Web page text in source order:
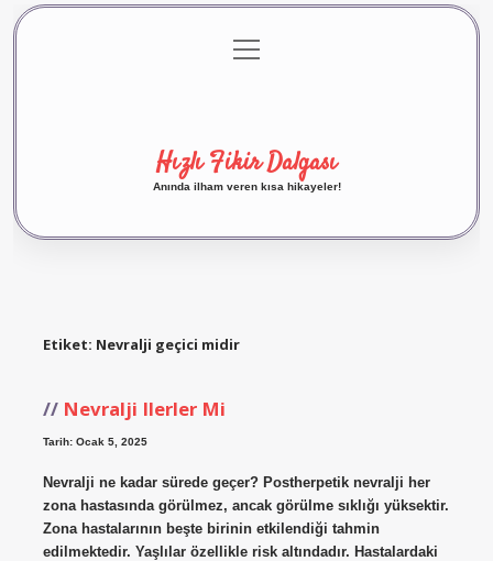
Gizlilik Politikası
menüyü
aç
Hızlı Fikir Dalgası
Anında ilham veren kısa hikayeler!
Etiket: Nevralji geçici midir
Nevralji Ilerler Mi
Tarih: Ocak 5, 2025
Nevralji ne kadar sürede geçer? Postherpetik nevralji her
zona hastasında görülmez, ancak görülme sıklığı yüksektir.
Zona hastalarının beşte birinin etkilendiği tahmin
edilmektedir. Yaşlılar özellikle risk altındadır. Hastalardaki